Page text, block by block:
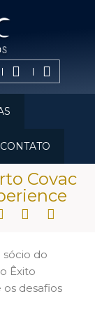
CONTATO
Covac
sócio do
Êxito
desafios